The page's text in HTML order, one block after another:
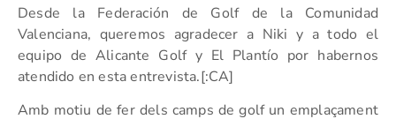
Desde la Federación de Golf de la Comunidad
Valenciana, queremos agradecer a Niki y a todo el
equipo de Alicante Golf y El Plantío por habernos
atendido en esta entrevista.[:CA]
Amb motiu de fer dels camps de golf un emplaçament